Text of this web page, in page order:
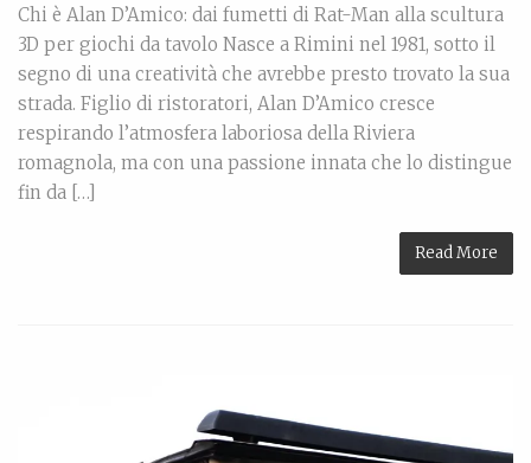
Chi è Alan D’Amico: dai fumetti di Rat-Man alla scultura
3D per giochi da tavolo Nasce a Rimini nel 1981, sotto il
segno di una creatività che avrebbe presto trovato la sua
strada. Figlio di ristoratori, Alan D’Amico cresce
respirando l’atmosfera laboriosa della Riviera
romagnola, ma con una passione innata che lo distingue
fin da […]
Read More